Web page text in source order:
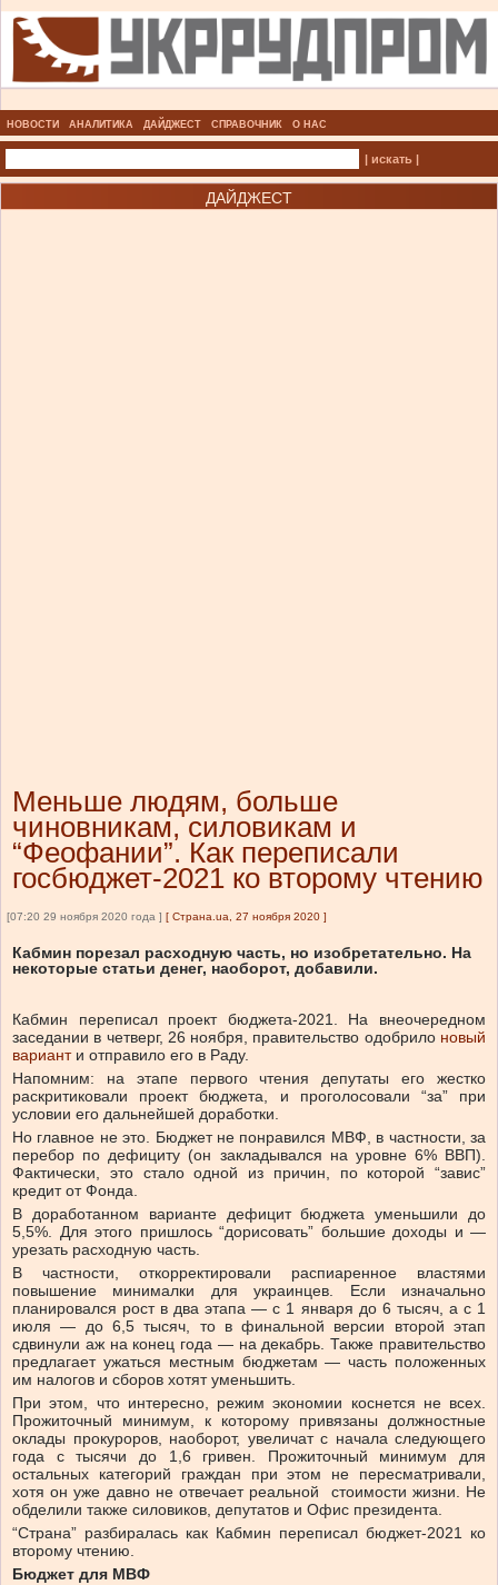
НОВОСТИ АНАЛИТИКА ДАЙДЖЕСТ СПРАВОЧНИК О НАС
| искать |
ДАЙДЖЕСТ
Меньше людям, больше
чиновникам, силовикам и
“Феофании”. Как переписали
госбюджет-2021 ко второму чтению
[07:20 29 ноября 2020 года ] [ Страна.ua, 27 ноября 2020 ]
Кабмин порезал расходную часть, но изобретательно. На
некоторые статьи денег, наоборот, добавили.
Кабмин переписал проект бюджета-2021. На внеочередном
заседании в четверг, 26 ноября, правительство одобрило новый
варианти отправило его в Раду.
Напомним: на этапе первого чтения депутаты его жестко
раскритиковали проект бюджета, и проголосовали “за” при
условии его дальнейшей доработки.
Но главное не это. Бюджет не понравился МВФ, в частности, за
перебор по дефициту (он закладывался на уровне 6% ВВП).
Фактически, это стало одной из причин, по которой “завис”
кредит от Фонда.
В доработанном варианте дефицит бюджета уменьшили до
5,5%. Для этого пришлось “дорисовать” большие доходы и —
урезать расходную часть.
В частности, откорректировали распиаренное властями
повышение минималки для украинцев. Если изначально
планировался рост в два этапа — с 1 января до 6 тысяч, а с 1
июля — до 6,5 тысяч, то в финальной версии второй этап
сдвинули аж на конец года — на декабрь. Также правительство
предлагает ужаться местным бюджетам — часть положенных
им налогов и сборов хотят уменьшить.
При этом, что интересно, режим экономии коснется не всех.
Прожиточный минимум, к которому привязаны должностные
оклады прокуроров, наоборот, увеличат с начала следующего
года с тысячи до 1,6 гривен. Прожиточный минимум для
остальных категорий граждан при этом не пересматривали,
хотя он уже давно не отвечает реальной стоимости жизни. Не
обделили также силовиков, депутатов и Офис президента.
“Страна” разбиралась как Кабмин переписал бюджет-2021 ко
второму чтению.
Бюджет для МВФ